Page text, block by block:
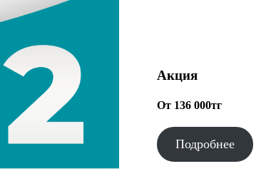
Акция
От 136 000тг
Подробнее